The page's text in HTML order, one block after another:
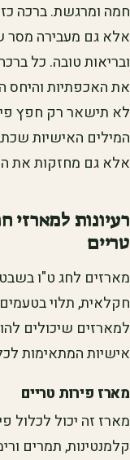
חמה ומרגשת. ברכה
אלא גם מעבירה מסר
ובריאות טובה. כל
את האכפתיות והיחס
לא תישאר רק חפץ
המילים האישיות
אלא גם מחזקות את
רעיונות למארזי
טריים
מארזים לחג ט"ו
חקלאית, תלוי
למארזים שיכולים
אישיות המתאימות
מארז פירות טריים
מארז זה יכול לכלול
קלמנטינות, תמרים